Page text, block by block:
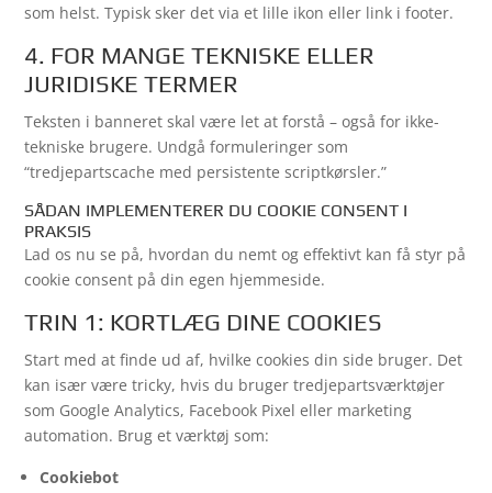
som helst. Typisk sker det via et lille ikon eller link i footer.
4. FOR MANGE TEKNISKE ELLER
JURIDISKE TERMER
Teksten i banneret skal være let at forstå – også for ikke-
tekniske brugere. Undgå formuleringer som
“tredjepartscache med persistente scriptkørsler.”
SÅDAN IMPLEMENTERER DU COOKIE CONSENT I
PRAKSIS
Lad os nu se på, hvordan du nemt og effektivt kan få styr på
cookie consent på din egen hjemmeside.
TRIN 1: KORTLÆG DINE COOKIES
Start med at finde ud af, hvilke cookies din side bruger. Det
kan især være tricky, hvis du bruger tredjepartsværktøjer
som Google Analytics, Facebook Pixel eller marketing
automation. Brug et værktøj som:
Cookiebot